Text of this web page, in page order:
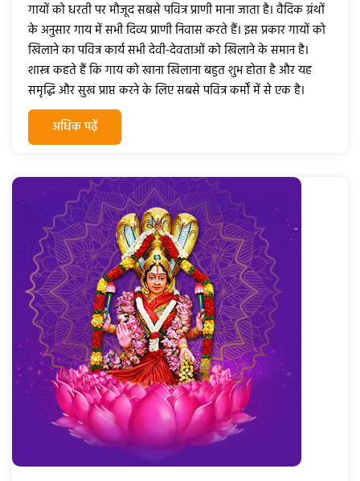
गायों को धरती पर मौजूद सबसे पवित्र प्राणी माना जाता है। वैदिक ग्रंथों
के अनुसार गाय में सभी दिव्य प्राणी निवास करते हैं। इस प्रकार गायों को
खिलाने का पवित्र कार्य सभी देवी-देवताओं को खिलाने के समान है।
शास्त्र कहते हैं कि गाय को खाना खिलाना बहुत शुभ होता है और यह
समृद्धि और सुख प्राप्त करने के लिए सबसे पवित्र कर्मों में से एक है।
अधिक पढ़ें